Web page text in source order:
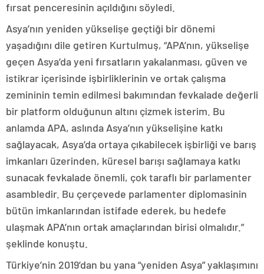
fırsat penceresinin açıldığını söyledi.
Asya’nın yeniden yükselişe geçtiği bir dönemi
yaşadığını dile getiren Kurtulmuş, “APA’nın, yükselişe
geçen Asya’da yeni fırsatların yakalanması, güven ve
istikrar içerisinde işbirliklerinin ve ortak çalışma
zemininin temin edilmesi bakımından fevkalade değerli
bir platform olduğunun altını çizmek isterim. Bu
anlamda APA, aslında Asya’nın yükselişine katkı
sağlayacak, Asya’da ortaya çıkabilecek işbirliği ve barış
imkanları üzerinden, küresel barışı sağlamaya katkı
sunacak fevkalade önemli, çok taraflı bir parlamenter
asambledir. Bu çerçevede parlamenter diplomasinin
bütün imkanlarından istifade ederek, bu hedefe
ulaşmak APA’nın ortak amaçlarından birisi olmalıdır.”
şeklinde konuştu.
Türkiye’nin 2019’dan bu yana “yeniden Asya” yaklaşımını